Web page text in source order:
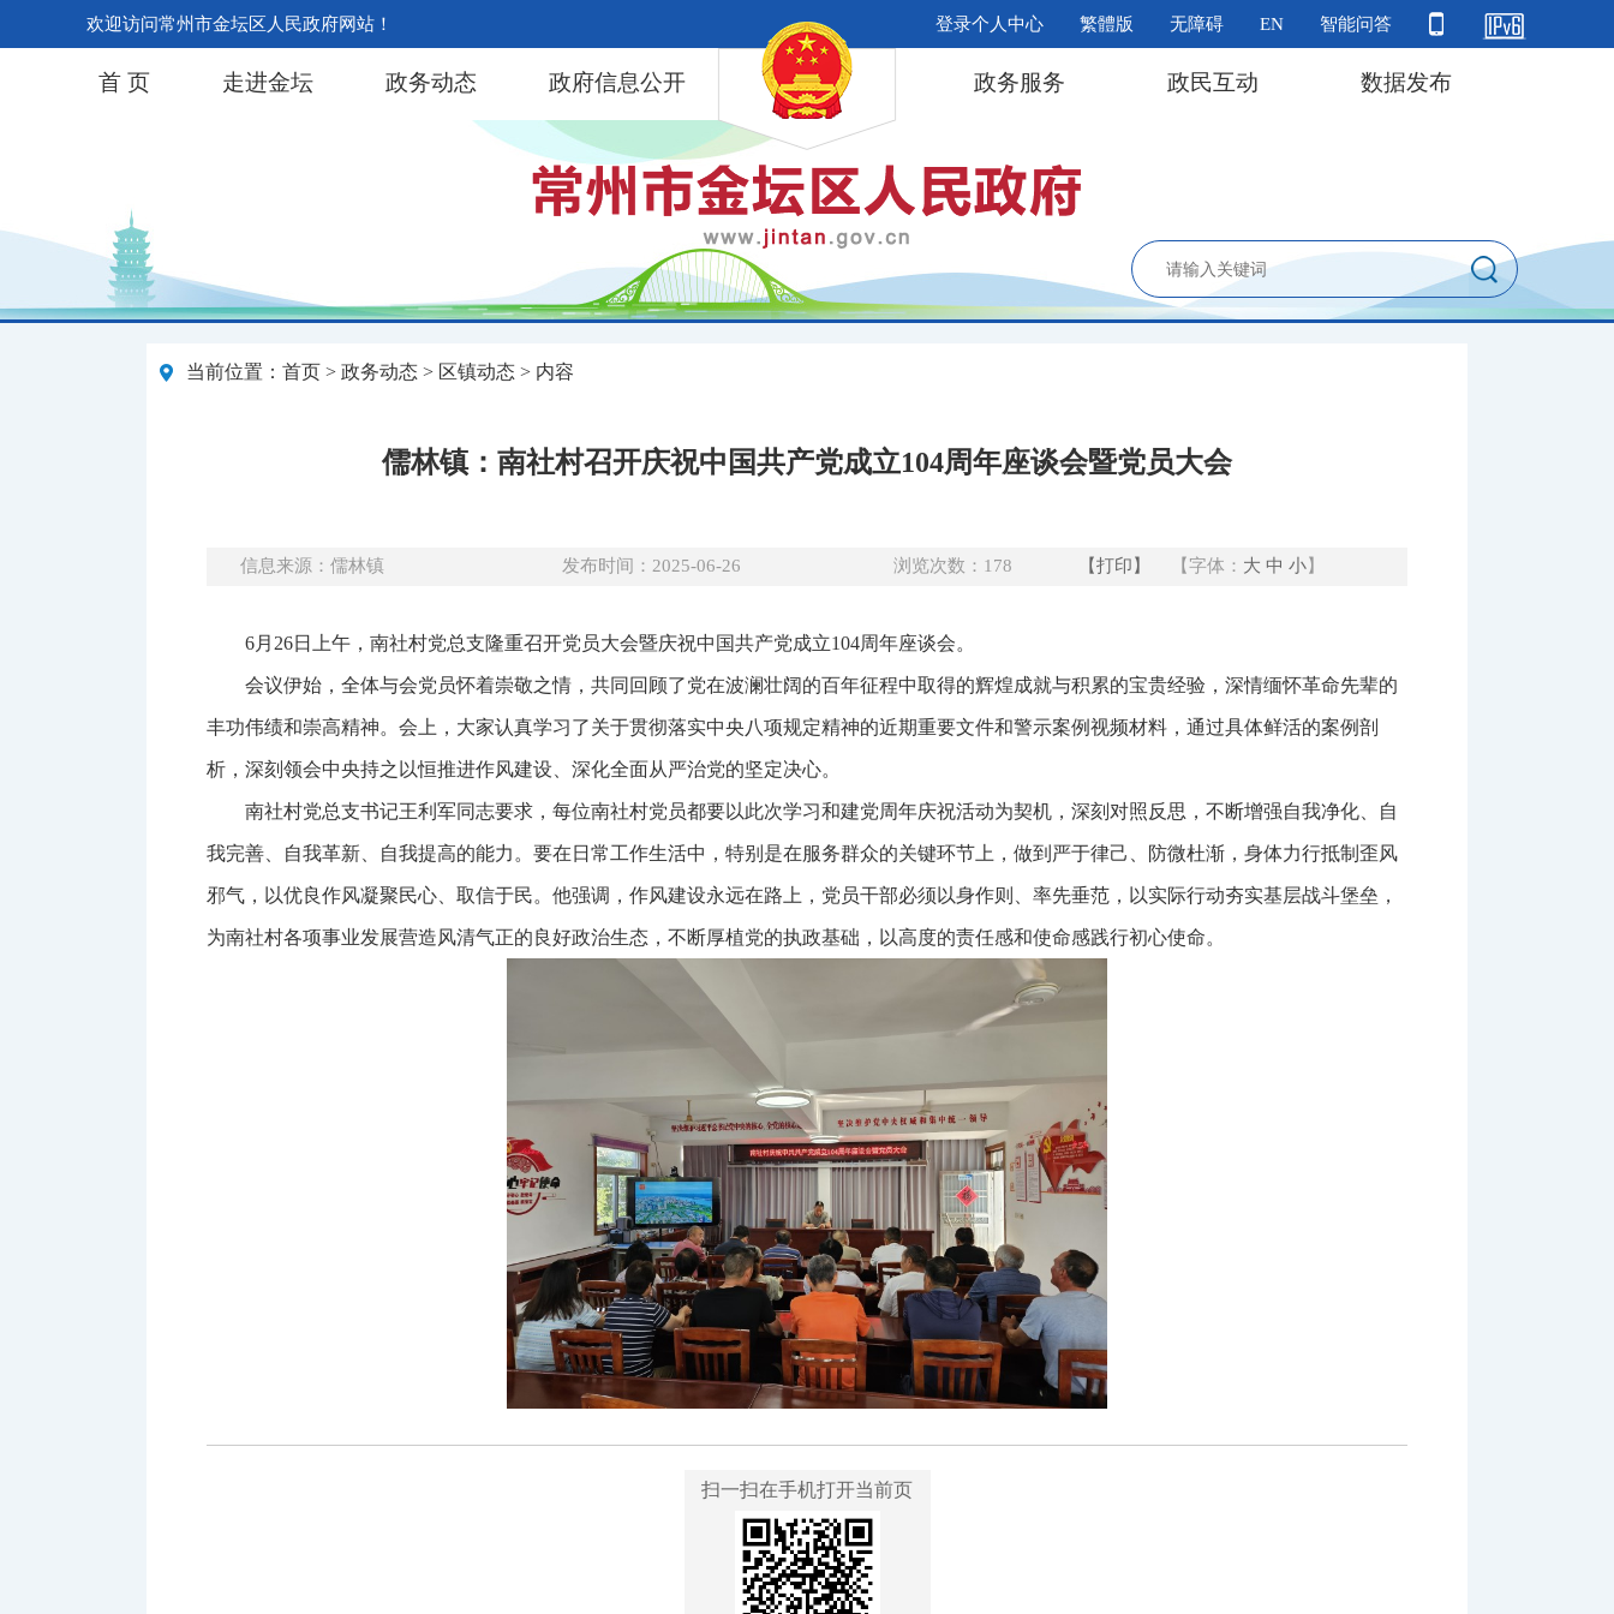
欢迎访问常州市金坛区人民政府网站！ 登录个人中心 繁體版 无障碍 EN 智能问答
首 页 走进金坛 政务动态 政府信息公开 政务服务 政民互动 数据发布
当前位置： 首页 > 政务动态 > 区镇动态 > 内容
儒林镇：南社村召开庆祝中国共产党成立104周年座谈会暨党员大会
信息来源：儒林镇 发布时间：2025-06-26 浏览次数： 178 【打印】 【字体： 大 中 小】
6月26日上午，南社村党总支隆重召开党员大会暨庆祝中国共产党成立104周年座谈会。
会议伊始，全体与会党员怀着崇敬之情，共同回顾了党在波澜壮阔的百年征程中取得的辉煌成就与积累的宝贵经验，深情缅怀革命先辈的
丰功伟绩和崇高精神。会上，大家认真学习了关于贯彻落实中央八项规定精神的近期重要文件和警示案例视频材料，通过具体鲜活的案例剖
析，深刻领会中央持之以恒推进作风建设、深化全面从严治党的坚定决心。
南社村党总支书记王利军同志要求，每位南社村党员都要以此次学习和建党周年庆祝活动为契机，深刻对照反思，不断增强自我净化、自
我完善、自我革新、自我提高的能力。要在日常工作生活中，特别是在服务群众的关键环节上，做到严于律己、防微杜渐，身体力行抵制歪风
邪气，以优良作风凝聚民心、取信于民。他强调，作风建设永远在路上，党员干部必须以身作则、率先垂范，以实际行动夯实基层战斗堡垒，
为南社村各项事业发展营造风清气正的良好政治生态，不断厚植党的执政基础，以高度的责任感和使命感践行初心使命。
扫一扫在手机打开当前页